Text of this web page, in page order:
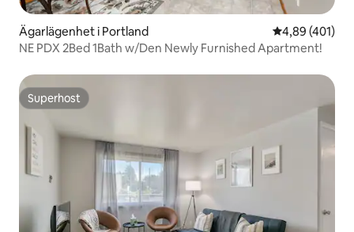
Ägarlägenhet i Portland 4,89 av 5 i
4,89 (401)
NE PDX 2Bed 1Bath w/Den Newly Furnished Apartment!
Superhost
Superhost